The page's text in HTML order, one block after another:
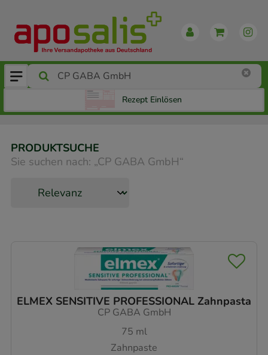
Rezept Einlösen
PRODUKTSUCHE
Sie suchen nach: „CP GABA GmbH“
ELMEX SENSITIVE PROFESSIONAL Zahnpasta
CP GABA GmbH
75 ml
Zahnpaste